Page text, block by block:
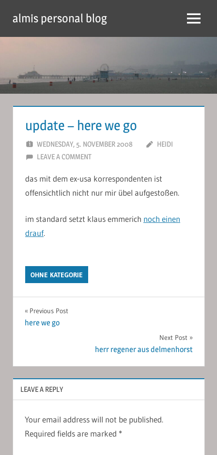
content
almis personal blog Menu
update – here we go
WEDNESDAY, 5. NOVEMBER 2008
HEIDI
LEAVE A COMMENT
das mit dem ex-usa korrespondenten ist
offensichtlich nicht nur mir übel aufgestoßen.
im standard setzt klaus emmerich noch einen
drauf.
OHNE KATEGORIE
Post
navigation
Previous Post
here we go
Next Post
herr regener aus delmenhorst
LEAVE A REPLY
Your email address will not be published.
Required fields are marked *